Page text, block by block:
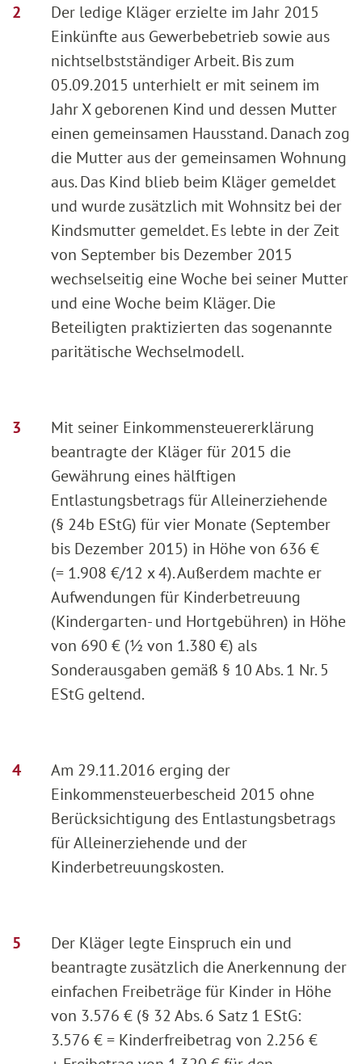
Der ledige Kläger erzielte im Jahr 2015
Einkünfte aus Gewerbebetrieb sowie aus
nichtselbstständiger Arbeit. Bis zum
05.09.2015 unterhielt er mit seinem im
Jahr X geborenen Kind und dessen Mutter
einen gemeinsamen Hausstand. Danach zog
die Mutter aus der gemeinsamen Wohnung
aus. Das Kind blieb beim Kläger gemeldet
und wurde zusätzlich mit Wohnsitz bei der
Kindsmutter gemeldet. Es lebte in der Zeit
von September bis Dezember 2015
wechselseitig eine Woche bei seiner Mutter
und eine Woche beim Kläger. Die
Beteiligten praktizierten das sogenannte
paritätische Wechselmodell.
Mit seiner Einkommensteuererklärung
beantragte der Kläger für 2015 die
Gewährung eines hälftigen
Entlastungsbetrags für Alleinerziehende
(§ 24b EStG) für vier Monate (September
bis Dezember 2015) in Höhe von 636 €
(= 1.908 €/12 x 4). Außerdem machte er
Aufwendungen für Kinderbetreuung
(Kindergarten- und Hortgebühren) in Höhe
von 690 € (½ von 1.380 €) als
Sonderausgaben gemäß § 10 Abs. 1 Nr. 5
EStG geltend.
Am 29.11.2016 erging der
Einkommensteuerbescheid 2015 ohne
Berücksichtigung des Entlastungsbetrags
für Alleinerziehende und der
Kinderbetreuungskosten.
Der Kläger legte Einspruch ein und
beantragte zusätzlich die Anerkennung der
einfachen Freibeträge für Kinder in Höhe
von 3.576 € (§ 32 Abs. 6 Satz 1 EStG:
3.576 € = Kinderfreibetrag von 2.256 €